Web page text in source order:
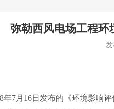
弥勒西风电场工程环
月16日发布的《环境影响